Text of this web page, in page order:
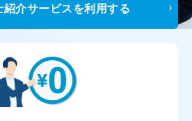
紹介サービスを利用する